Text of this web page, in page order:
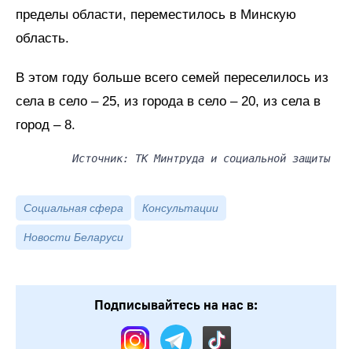
пределы области, переместилось в Минскую
область.
В этом году больше всего семей переселилось из
села в село – 25, из города в село – 20, из села в
город – 8.
Источник: ТК Минтруда и социальной защиты
Социальная сфера Консультации
Новости Беларуси
Подписывайтесь на нас в: